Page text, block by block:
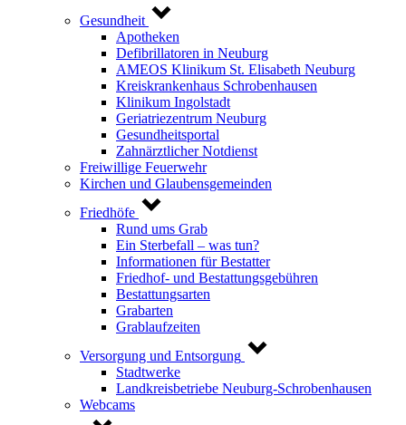
Gesundheit
Apotheken
Defibrillatoren in Neuburg
AMEOS Klinikum St. Elisabeth Neuburg
Kreiskrankenhaus Schrobenhausen
Klinikum Ingolstadt
Geriatriezentrum Neuburg
Gesundheitsportal
Zahnärztlicher Notdienst
Freiwillige Feuerwehr
Kirchen und Glaubensgemeinden
Friedhöfe
Rund ums Grab
Ein Sterbefall – was tun?
Informationen für Bestatter
Friedhof- und Bestattungsgebühren
Bestattungsarten
Grabarten
Grablaufzeiten
Versorgung und Entsorgung
Stadtwerke
Landkreisbetriebe Neuburg-Schrobenhausen
Webcams